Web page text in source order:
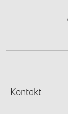
Kontakt